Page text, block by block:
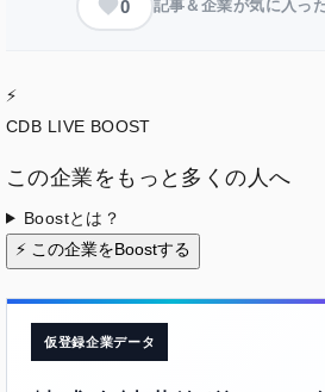
0 記事＆企業が気に入っ
⚡
CDB LIVE BOOST
この企業をもっと多くの人へ
Boostとは？
⚡ この企業をBoostする
仮登録企業データ